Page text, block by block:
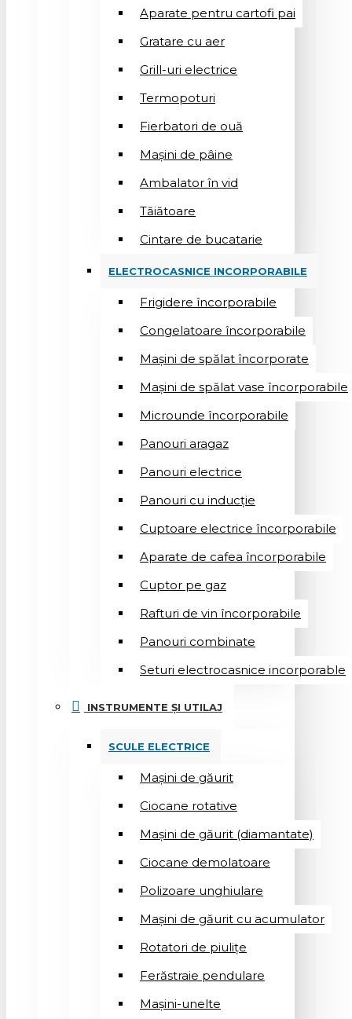
Aparate pentru cartofi pai
Gratare cu aer
Grill-uri electrice
Termopoturi
Fierbatori de ouă
Mașini de pâine
Ambalator în vid
Tăiătoare
Cintare de bucatarie
ELECTROCASNICE INCORPORABILE
Frigidere încorporabile
Congelatoare încorporabile
Mașini de spălat încorporate
Mașini de spălat vase încorporabile
Microunde încorporabile
Panouri aragaz
Panouri electrice
Panouri cu inducție
Cuptoare electrice încorporabile
Aparate de cafea încorporabile
Cuptor pe gaz
Rafturi de vin încorporabile
Panouri combinate
Seturi electrocasnice incorporable
INSTRUMENTE ȘI UTILAJ
SCULE ELECTRICE
Mașini de găurit
Ciocane rotative
Mașini de găurit (diamantate)
Ciocane demolatoare
Polizoare unghiulare
Mașini de găurit cu acumulator
Rotatori de piuliţe
Ferăstraie pendulare
Mașini-unelte